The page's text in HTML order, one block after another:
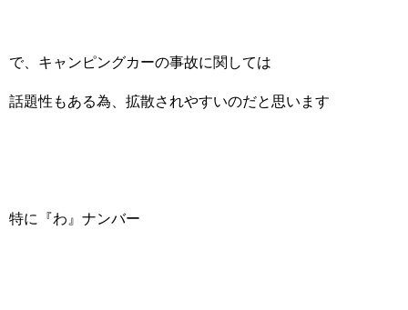
で、キャンピングカーの事故に関しては
話題性もある為、拡散されやすいのだと思います
特に『わ』ナンバー